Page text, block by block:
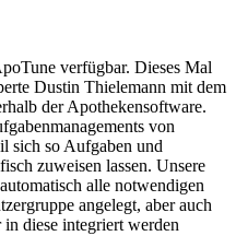
verfügbar. Dieses Mal
Dustin Thielemann mit dem
der Apothekensoftware.
von
sich so Aufgaben und
zuweisen lassen. Unsere
alle notwendigen
angelegt, aber auch
in diese integriert werden